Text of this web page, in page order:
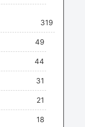
319
49
44
31
21
18